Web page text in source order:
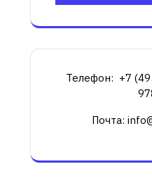
Телефон: +7
Почта: